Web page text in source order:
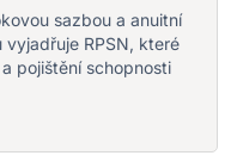
sazbou a anuitní
RPSN, které
pojištění schopnosti